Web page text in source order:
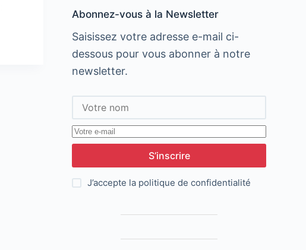
Abonnez-vous à la Newsletter
Saisissez votre adresse e-mail ci-
dessous pour vous abonner à notre
newsletter.
S’inscrire
J’accepte la politique de confidentialité